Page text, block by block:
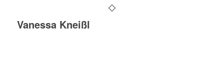
Vanessa Kneißl